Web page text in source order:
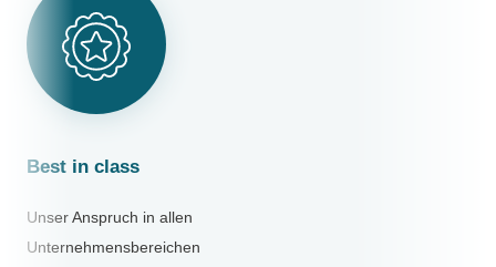
Best in class
Unser Anspruch in allen
Unternehmensbereichen